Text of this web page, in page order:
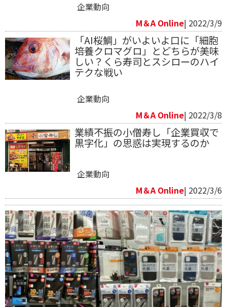
企業動向
M＆A Online| 2022/3/9
「AI桜鯛」がいよいよ口に「細胞
培養クロマグロ」とどちらが美味
しい？くら寿司とスシローのハイ
テクな戦い
企業動向
M＆A Online| 2022/3/8
業績不振の小僧寿し「企業買収で
黒字化」の思惑は実現するのか
企業動向
M＆A Online| 2022/3/6